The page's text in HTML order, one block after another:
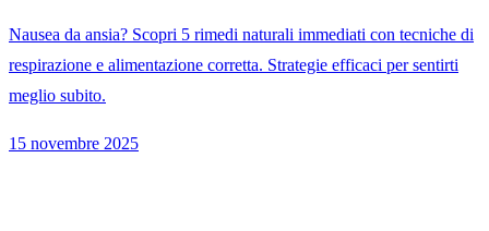
Nausea da ansia? Scopri 5 rimedi naturali immediati con tecniche di
respirazione e alimentazione corretta. Strategie efficaci per sentirti
meglio subito.
15 novembre 2025